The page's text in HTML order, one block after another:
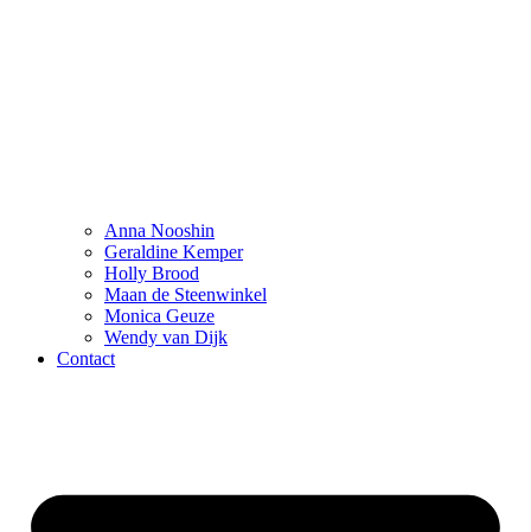
Anna Nooshin
Geraldine Kemper
Holly Brood
Maan de Steenwinkel
Monica Geuze
Wendy van Dijk
Contact